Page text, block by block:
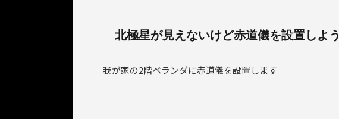
北極星が見えないけど赤道儀を設置しよう
我が家の2階ベランダに赤道儀を設置します